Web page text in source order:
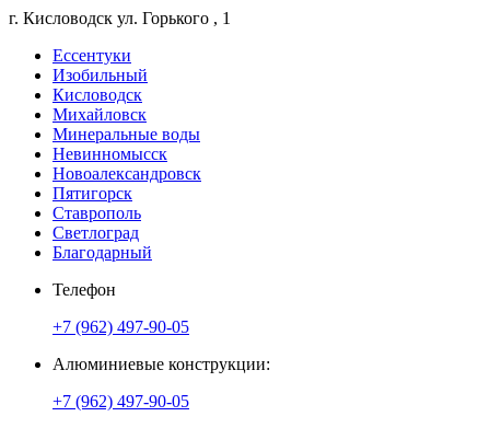
г. Кисловодск ул. Горького , 1
Ессентуки
Изобильный
Кисловодск
Михайловск
Минеральные воды
Невинномысск
Новоалександровск
Пятигорск
Ставрополь
Светлоград
Благодарный
Телефон
+7 (962) 497-90-05
Алюминиевые конструкции:
+7 (962) 497-90-05